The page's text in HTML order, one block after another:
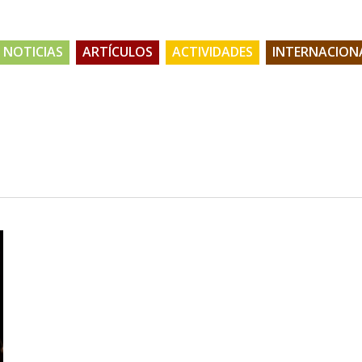
NOTICIAS ARTÍCULOS ACTIVIDADES